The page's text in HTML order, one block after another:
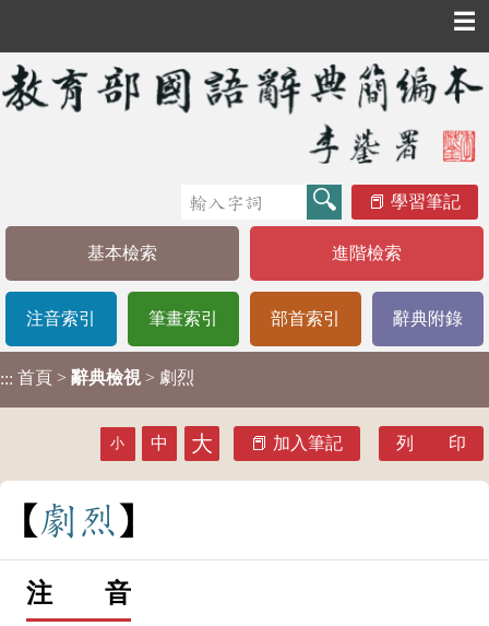
☰
學習筆記
基本檢索 進階檢索
注音索引 筆畫索引 部首索引 辭典附錄
::: 首頁 > 辭典檢視 > 劇烈
小 中 大 加入筆記 列 印
劇 烈
注 音